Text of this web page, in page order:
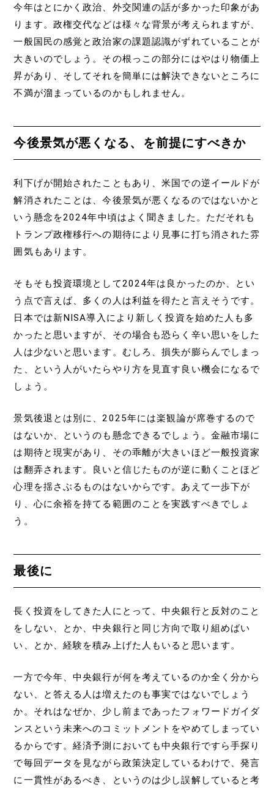
今年はとにかく政治、外交関連の話が多かった印象があ
ります。政権交代などは様々な背景が考えられますが、
一般国民の感覚と政治家の課題認識がずれていることが
大きいのでしょう。その根っこの部分にはやはり物価上
昇があり、そしてそれを簡単には解決できないところに
不満が溜まっているのかもしれません。
今後景気が悪くなる、を前提にすべきか
利下げが開始されたこともあり、米国での逆イールドが
解消されたことは、今後景気が悪くなるのではないかと
いう懸念を2024年中頃はよく聞きました。ただそれも
トランプ政権移行への期待により見事に打ち消された雰
囲気もあります。
そもそも投資環境として2024年は良かったのか、とい
う点で言えば、多くの人は利益を得たと言えそうです。
日本では新NISA導入により新しく投資を始めた人も多
かったと思いますが、その場合も恐らく辛い思いをした
人は少ないと思います。むしろ、損失が膨らんでしまっ
た、という人がいたらやり方を見直す良い機会になるで
しょう。
景気後退とは別に、2025年には楽観論が席巻するので
はないか、というのも懸念できるでしょう。金融市場に
は期待と現実があり、その乖離が大きいほど一般投資家
は翻弄されます。良いと信じたものが逆に動くことほど
心理を揺さぶるものはないからです。あえて一歩下が
り、心に余裕を持てる範囲のことを実践すべきでしょ
う。
最後に
長く投資をしてきた人にとって、中央銀行と反対のこと
をしない、とか、中央銀行と同じ方向で取り組めばい
い、とか、経験を積み上げた人もいると思います。
一方で今年、中央銀行が何を考えているのか全く分から
ない、と答える人は増えたのも事実ではないでしょう
か。それはなぜか、少し前まであったフォワードガイダ
ンスという未来へのコミットメントをやめてしまってい
るからです。経済予測においても中央銀行ですら手探り
で毎回データを見ながら政策決定しているわけで、発言
に一貫性があるべき、というのは少し誤解していると考